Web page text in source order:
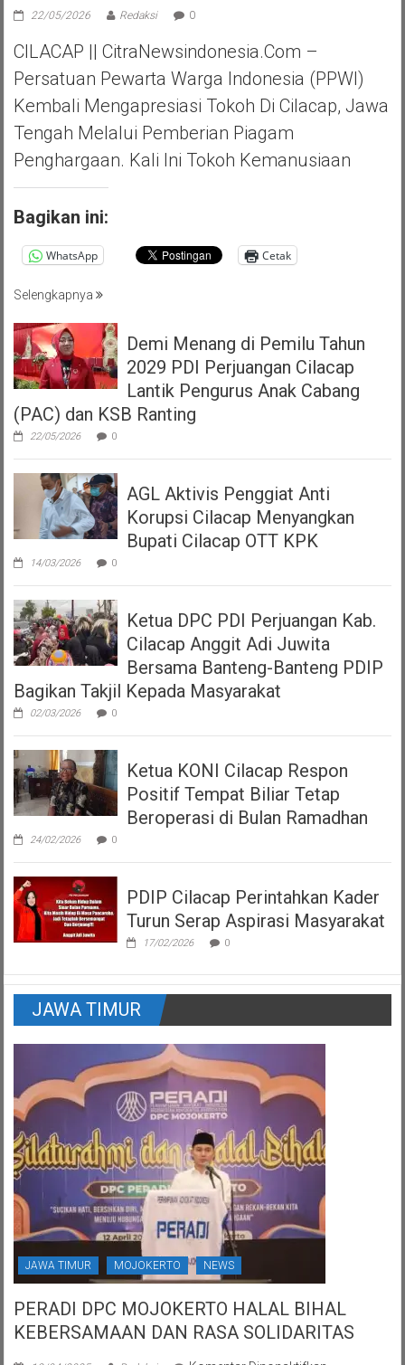
22/05/2026 Redaksi 0
CILACAP || CitraNewsindonesia.com –
Persatuan Pewarta Warga Indonesia (PPWI)
Kembali Mengapresiasi Tokoh Di Cilacap, Jawa
Tengah Melalui Pemberian Piagam
Penghargaan. Kali Ini Tokoh Kemanusiaan
Bagikan ini:
WhatsApp Cetak
Selengkapnya
Demi Menang di Pemilu Tahun
2029 PDI Perjuangan Cilacap
Lantik Pengurus Anak Cabang
(PAC) dan KSB Ranting
22/05/2026 0
AGL Aktivis Penggiat Anti
Korupsi Cilacap Menyangkan
Bupati Cilacap OTT KPK
14/03/2026 0
Ketua DPC PDI Perjuangan Kab.
Cilacap Anggit Adi Juwita
Bersama Banteng-Banteng PDIP
Bagikan Takjil Kepada Masyarakat
02/03/2026 0
Ketua KONI Cilacap Respon
Positif Tempat Biliar Tetap
Beroperasi di Bulan Ramadhan
24/02/2026 0
PDIP Cilacap Perintahkan Kader
Turun Serap Aspirasi Masyarakat
17/02/2026 0
JAWA TIMUR
JAWA TIMUR MOJOKERTO NEWS
PERADI DPC MOJOKERTO HALAL BIHAL
KEBERSAMAAN DAN RASA SOLIDARITAS